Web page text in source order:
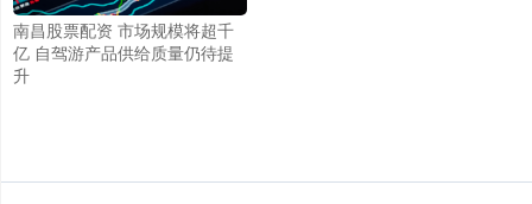
南昌股票配资 市场规模将超千
亿 自驾游产品供给质量仍待提
升